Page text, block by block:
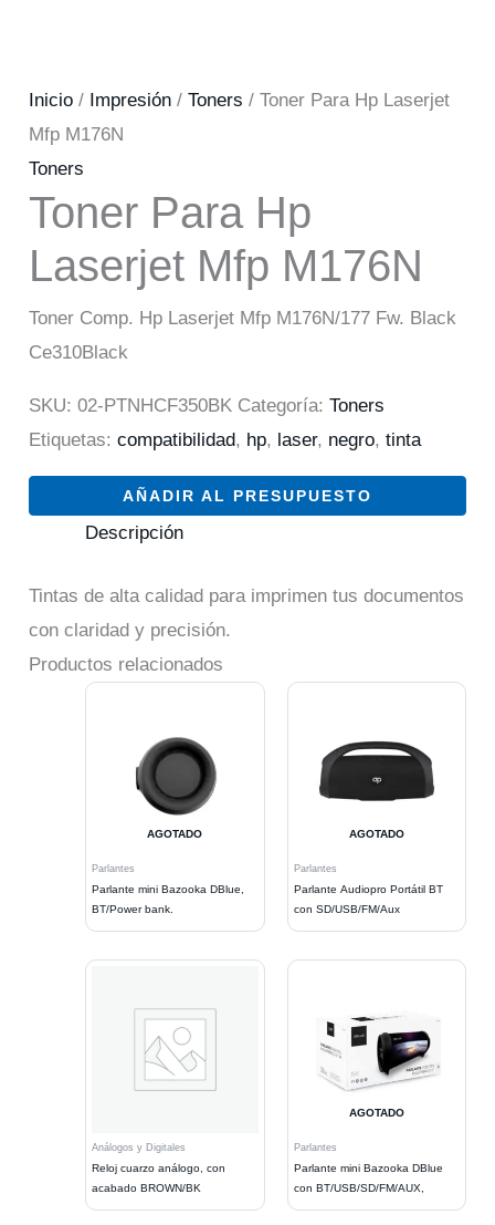
Inicio / Impresión /Toners / Toner Para Hp Laserjet
Mfp M176N
Toners
Toner Para Hp
Laserjet Mfp M176N
Toner Comp. Hp Laserjet Mfp M176N/177 Fw. Black
Ce310Black
SKU:02-PTNHCF350BK Categoría:Toners
Etiquetas:compatibilidad, hp, laser, negro,tinta
AÑADIR AL PRESUPUESTO
Descripción
Tintas de alta calidad para imprimen tus documentos
con claridad y precisión.
Productos relacionados
AGOTADO
Parlantes
Parlante mini Bazooka DBlue,
BT/Power bank.
AGOTADO
Parlantes
Parlante Audiopro Portátil BT
con SD/USB/FM/Aux
Análogos y Digitales
Reloj cuarzo análogo, con
acabado BROWN/BK
AGOTADO
Parlantes
Parlante mini Bazooka DBlue
con BT/USB/SD/FM/AUX,